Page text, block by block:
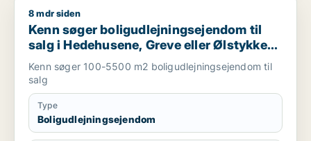
Kenn søger boligudlejningsejendom til salg i Hedehusene,
8 mdr siden
Kenn søger boligudlejningsejendom til
salg i Hedehusene, Greve eller Ølstykke
m.fl.
Kenn søger 100-5500 m2 boligudlejningsejendom til
salg
Type
Boligudlejningsejendom